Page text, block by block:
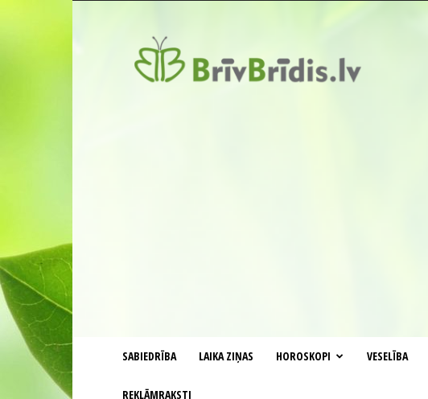
SABIEDRĪBA LAIKA ZIŅAS HOROSKOPI VESELĪBA
REKLĀMRAKSTI